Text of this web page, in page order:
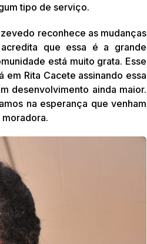
tipo de serviço.
reconhece as mudanças
que essa é a grande
está muito grata. Esse
Rita Cacete assinando essa
desenvolvimento ainda maior.
na esperança que venham